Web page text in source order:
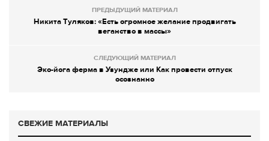
ПРЕДЫДУЩИЙ МАТЕРИАЛ
Никита Туляков: «Есть огромное желание продвигать
веганство в массы»
СЛЕДУЮЩИЙ МАТЕРИАЛ
Эко-йога ферма в Узундже или Как провести отпуск
осознанно
СВЕЖИЕ МАТЕРИАЛЫ